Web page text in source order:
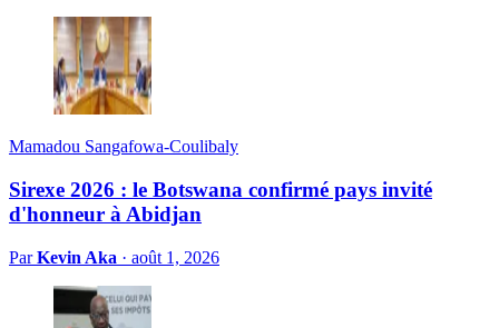
Mamadou Sangafowa-Coulibaly
Sirexe 2026 : le Botswana confirmé pays invité
d'honneur à Abidjan
ParKevin Aka · août 1, 2026